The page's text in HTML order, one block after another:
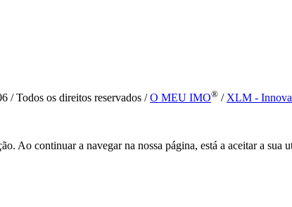
Todos os direitos reservados /O MEU IMO® / XLM -
Ao continuar a navegar na nossa página, está a aceitar a sua